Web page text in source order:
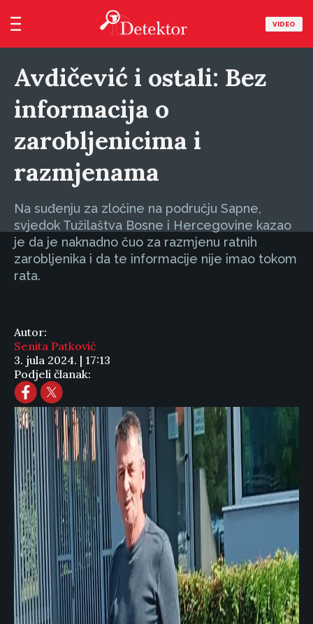
VIDEO
Avdičević i ostali: Bez
informacija o
zarobljenicima i
razmjenama
Na suđenju za zločine na području Sapne,
svjedok Tužilaštva Bosne i Hercegovine kazao
je da je naknadno čuo za razmjenu ratnih
zarobljenika i da te informacije nije imao tokom
rata.
Autor:
Senita Patković
3. jula 2024. | 17:13
Podjeli članak: